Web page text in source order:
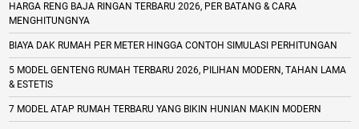
HARGA RENG BAJA RINGAN TERBARU 2026, PER BATANG & CARA
MENGHITUNGNYA
BIAYA DAK RUMAH PER METER HINGGA CONTOH SIMULASI PERHITUNGAN
5 MODEL GENTENG RUMAH TERBARU 2026, PILIHAN MODERN, TAHAN LAMA
& ESTETIS
7 MODEL ATAP RUMAH TERBARU YANG BIKIN HUNIAN MAKIN MODERN